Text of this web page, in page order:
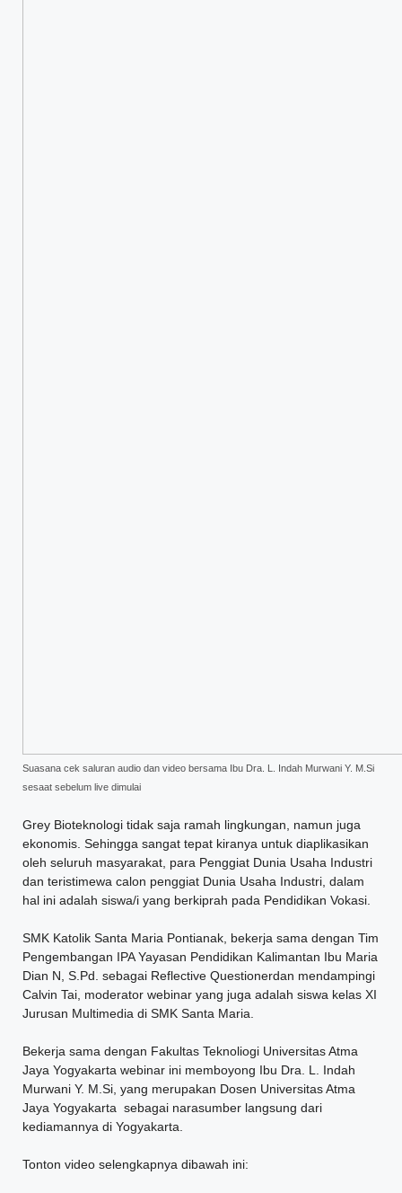
Suasana cek saluran audio dan video bersama Ibu Dra. L. Indah Murwani Y. M.Si
sesaat sebelum live dimulai
Grey Bioteknologi tidak saja ramah lingkungan, namun juga
ekonomis. Sehingga sangat tepat kiranya untuk diaplikasikan
oleh seluruh masyarakat, para Penggiat Dunia Usaha Industri
dan teristimewa calon penggiat Dunia Usaha Industri, dalam
hal ini adalah siswa/i yang berkiprah pada Pendidikan Vokasi.
SMK Katolik Santa Maria Pontianak, bekerja sama dengan Tim
Pengembangan IPA Yayasan Pendidikan Kalimantan Ibu Maria
Dian N, S.Pd. sebagai Reflective Questionerdan mendampingi
Calvin Tai, moderator webinar yang juga adalah siswa kelas XI
Jurusan Multimedia di SMK Santa Maria.
Bekerja sama dengan Fakultas Teknoliogi Universitas Atma
Jaya Yogyakarta webinar ini memboyong Ibu Dra. L. Indah
Murwani Y. M.Si, yang merupakan Dosen Universitas Atma
Jaya Yogyakarta sebagai narasumber langsung dari
kediamannya di Yogyakarta.
Tonton video selengkapnya dibawah ini: